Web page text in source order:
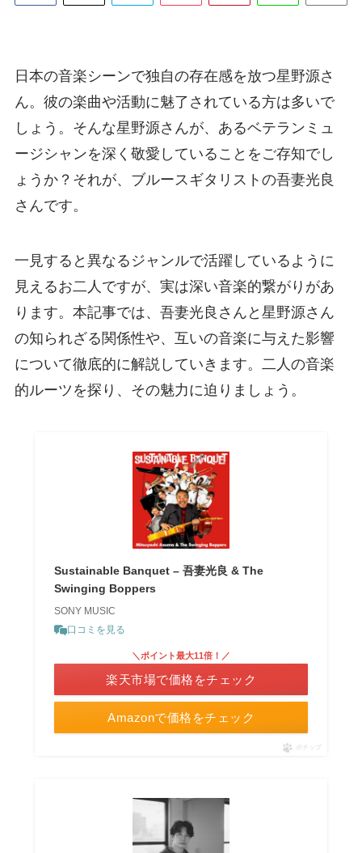
日本の音楽シーンで独自の存在感を放つ星野源さ
ん。彼の楽曲や活動に魅了されている方は多いで
しょう。そんな星野源さんが、あるベテランミュ
ージシャンを深く敬愛していることをご存知でし
ょうか？それが、ブルースギタリストの吾妻光良
さんです。
一見すると異なるジャンルで活躍しているように
見えるお二人ですが、実は深い音楽的繋がりがあ
ります。本記事では、吾妻光良さんと星野源さん
の知られざる関係性や、互いの音楽に与えた影響
について徹底的に解説していきます。二人の音楽
的ルーツを探り、その魅力に迫りましょう。
Sustainable Banquet – 吾妻光良 & The
Swinging Boppers
SONY MUSIC
口コミを見る
Amazonで価格をチェック
＼ポイント最大11倍！／
楽天市場で価格をチェック
ポチップ